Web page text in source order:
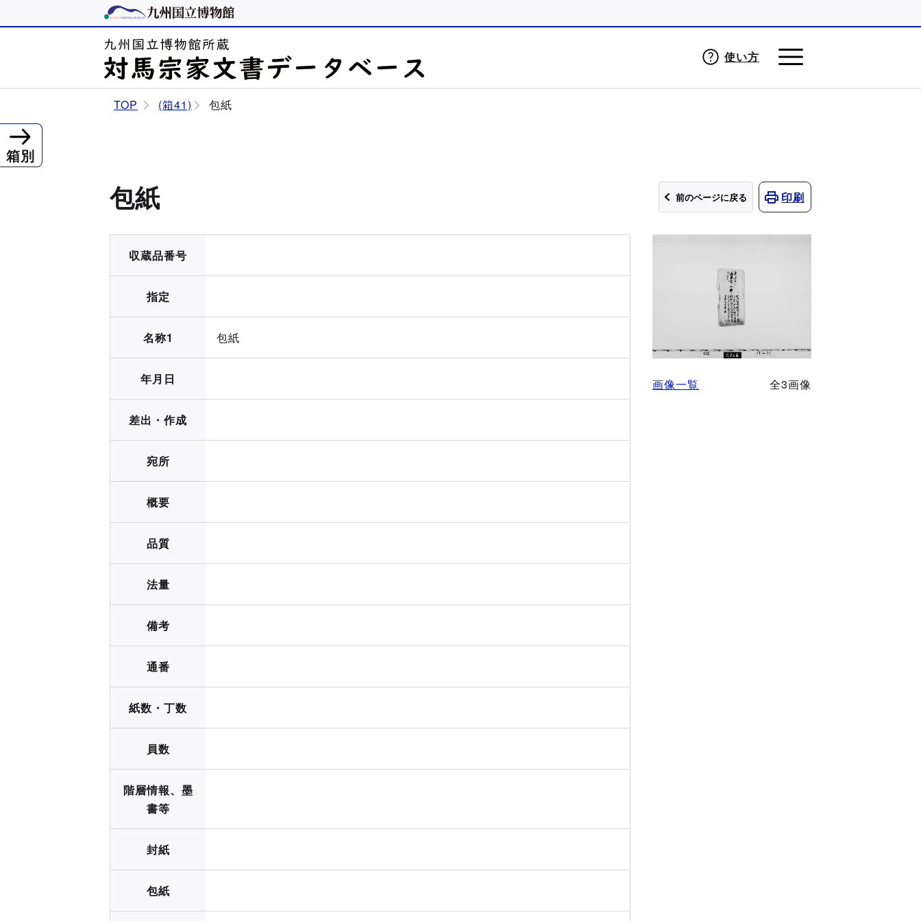
使い方
TOP (箱41) 包紙
前のページに戻る
包紙 印刷
画像一覧 全3画像
収蔵品番号
指定
名称1 包紙
年月日
差出・作成
宛所
概要
品質
法量
備考
通番
紙数・丁数
員数
階層情報、墨
書等
封紙
包紙
箱別